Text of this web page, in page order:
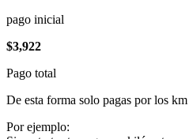
pago inicial
$3,922
Pago total
De esta forma solo pagas por los
Por ejemplo: